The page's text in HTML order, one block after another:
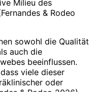
Milieu des
& Rodeo
sowohl die Qualität
auch die
beeinflussen.
viele dieser
oder